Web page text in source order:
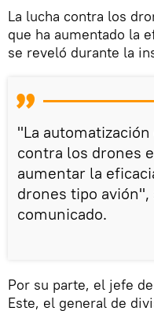
La lucha contra los
que ha aumentado la
se reveló durante la
"La
contra los drones
aumentar la
drones tipo
comunicado.
Por su parte, el jefe
Este, el general de